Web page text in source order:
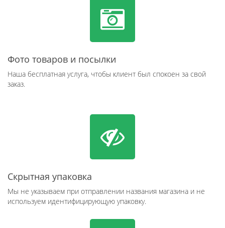
Фото товаров и посылки
Наша бесплатная услуга, чтобы клиент был спокоен за свой
заказ.
Скрытная упаковка
Мы не указываем при отправлении названия магазина и не
используем идентифицирующую упаковку.